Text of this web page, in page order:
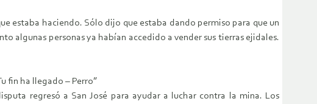
estaba haciendo. Sólo dijo que estaba dando permiso para que un
algunas personas ya habían accedido a vender sus tierras ejidales.
fin ha llegado – Perro”
regresó a San José para ayudar a luchar contra la mina. Los